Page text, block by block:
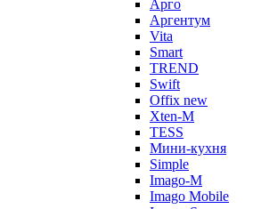
Арго
Аргентум
Vita
Smart
TREND
Swift
Offix new
Xten-M
TESS
Мини-кухня
Simple
Imago-M
Imago Mobile